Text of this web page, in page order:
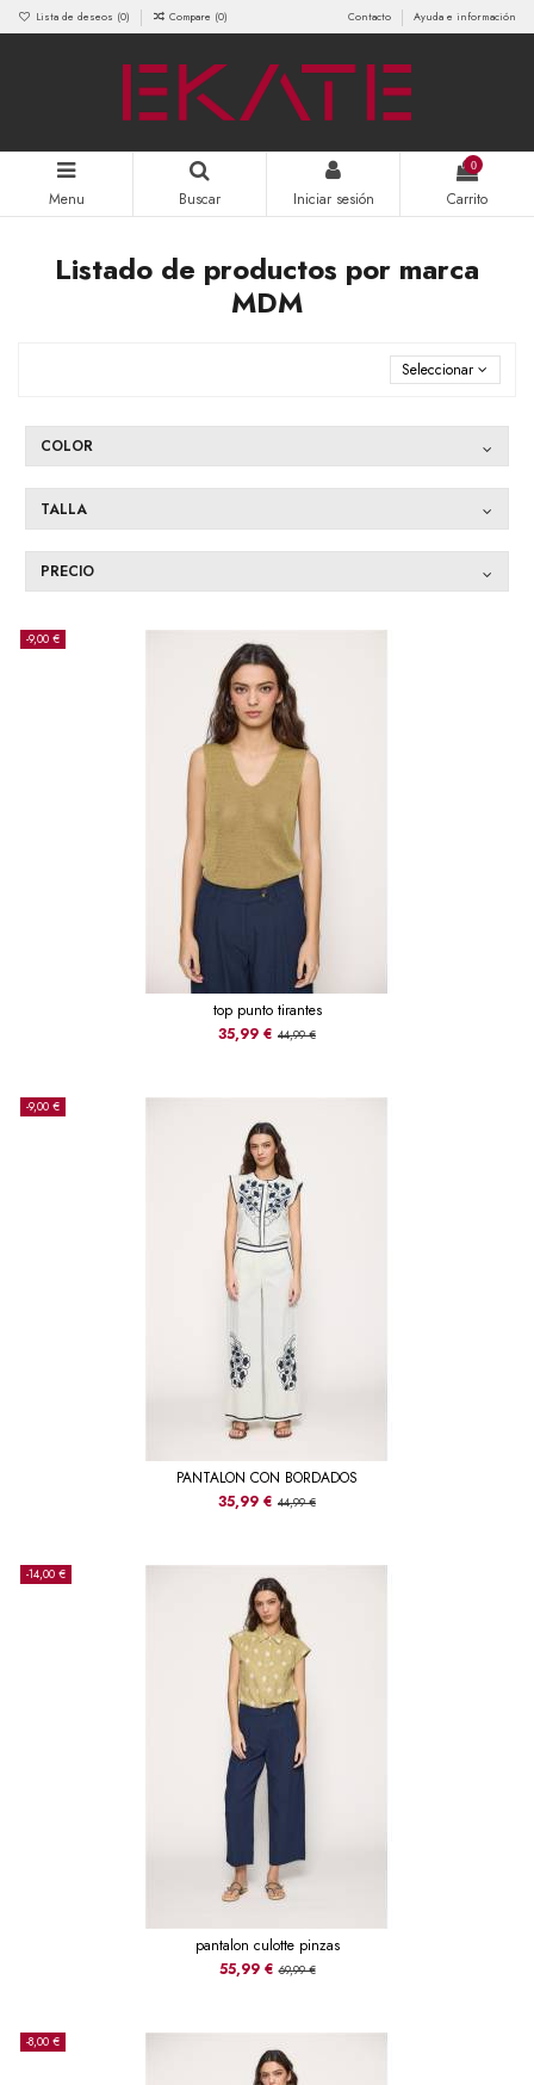
Lista de deseos (0) Compare (0) Contacto Ayuda e información
Menu Buscar Iniciar sesión
0
Carrito
Listado de productos por marca
MDM
Seleccionar
COLOR
TALLA
PRECIO
-9,00 €
top punto tirantes
35,99 € 44,99 €
-9,00 €
PANTALON CON BORDADOS
35,99 € 44,99 €
-14,00 €
pantalon culotte pinzas
55,99 € 69,99 €
-8,00 €